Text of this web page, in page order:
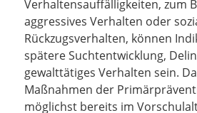
Verhaltensauffälligkeiten, zum
aggressives Verhalten oder
Rückzugsverhalten, können
spätere Suchtentwicklung,
gewalttätiges Verhalten sein.
Maßnahmen der
möglichst bereits im